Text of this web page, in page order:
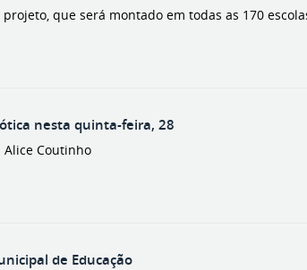
que será montado em todas as 170
nesta quinta-feira, 28
Coutinho
de Educação